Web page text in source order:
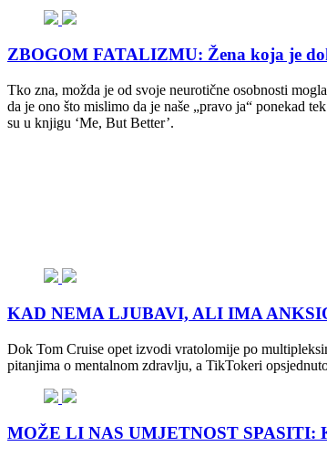
ZBOGOM FATALIZMU: Žena koja je
Tko zna, možda je od svoje neurotične osobnosti
da je ono što mislimo da je naše „pravo ja“ ponekad
su u knjigu ‘Me, But Better’.
KAD NEMA LJUBAVI, ALI IMA
Dok Tom Cruise opet izvodi vratolomije po
pitanjima o mentalnom zdravlju, a TikTokeri
MOŽE LI NAS UMJETNOST SPASITI: